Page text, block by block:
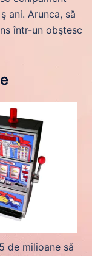
ani. Arunca, să
într-un obştesc
de milioane să